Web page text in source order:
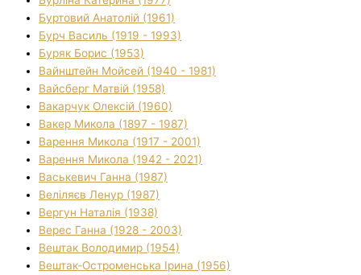
Буртовий Анатолій (1961)
Бурч Василь (1919 - 1993)
Буряк Борис (1953)
Вайнштейн Мойсей (1940 - 1981)
Вайсберг Матвій (1958)
Вакарчук Олексій (1960)
Вакер Микола (1897 - 1987)
Варення Микола (1917 - 2001)
Варення Микола (1942 - 2021)
Васькевич Ганна (1987)
Веліляєв Ленур (1987)
Вергун Наталія (1938)
Верес Ганна (1928 - 2003)
Вештак Володимир (1954)
Вештак-Остроменська Ірина (1956)